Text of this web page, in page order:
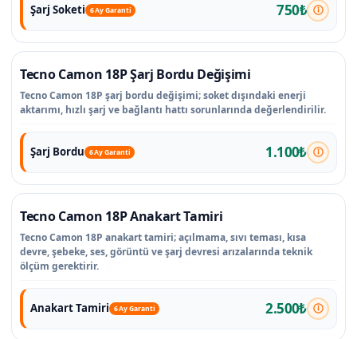
Şarj Soketi 6 Ay Garanti 750₺
Tecno Camon 18P Şarj Bordu Değişimi
Tecno Camon 18P şarj bordu değişimi; soket dışındaki enerji
aktarımı, hızlı şarj ve bağlantı hattı sorunlarında değerlendirilir.
Şarj Bordu 6 Ay Garanti 1.100₺
Tecno Camon 18P Anakart Tamiri
Tecno Camon 18P anakart tamiri; açılmama, sıvı teması, kısa
devre, şebeke, ses, görüntü ve şarj devresi arızalarında teknik
ölçüm gerektirir.
Anakart Tamiri 6 Ay Garanti 2.500₺